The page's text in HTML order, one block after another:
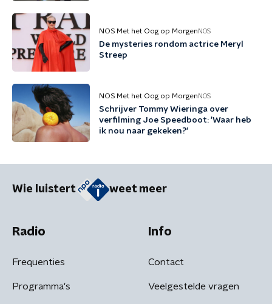
NOS Met het Oog op Morgen NOS
De mysteries rondom actrice Meryl
Streep
NOS Met het Oog op Morgen NOS
Schrijver Tommy Wieringa over
verfilming Joe Speedboot: 'Waar heb
ik nou naar gekeken?'
Wie luistert weet meer
Radio
Frequenties
Programma's
Info
Contact
Veelgestelde vragen